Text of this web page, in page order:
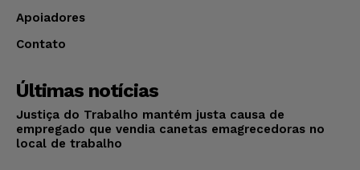
Apoiadores
Contato
Últimas notícias
Justiça do Trabalho mantém justa causa de
empregado que vendia canetas emagrecedoras no
local de trabalho